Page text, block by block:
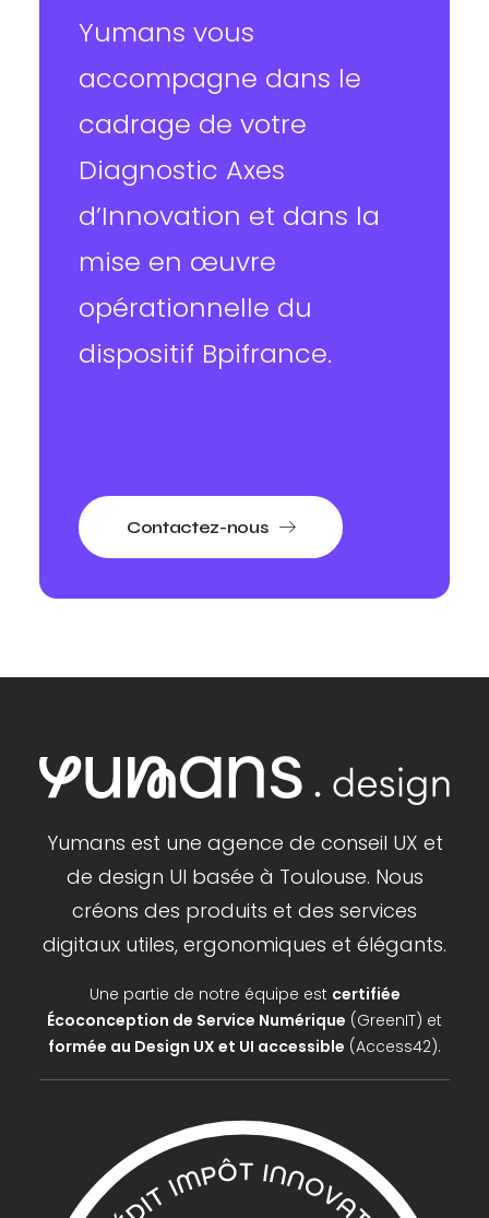
Yumans vous
accompagne dans le
cadrage de votre
Diagnostic Axes
d’Innovation et dans la
mise en œuvre
opérationnelle du
dispositif Bpifrance.
Contactez-nous
Yumans est une agence de conseil UX et
de design UI basée à Toulouse. Nous
créons des produits et des services
digitaux utiles, ergonomiques et élégants.
Une partie de notre équipe est certifiée
Écoconception de Service Numérique (GreenIT) et
formée au Design UX et UI accessible (Access42).